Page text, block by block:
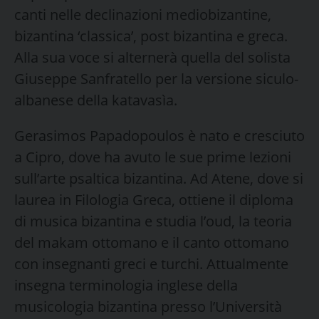
canti nelle declinazioni mediobizantine,
bizantina ‘classica’, post bizantina e greca.
Alla sua voce si alternerà quella del solista
Giuseppe Sanfratello per la versione siculo-
albanese della katavasìa.
Gerasimos Papadopoulos è nato e cresciuto
a Cipro, dove ha avuto le sue prime lezioni
sull’arte psaltica bizantina. Ad Atene, dove si
laurea in Filologia Greca, ottiene il diploma
di musica bizantina e studia l’oud, la teoria
del makam ottomano e il canto ottomano
con insegnanti greci e turchi. Attualmente
insegna terminologia inglese della
musicologia bizantina presso l’Università